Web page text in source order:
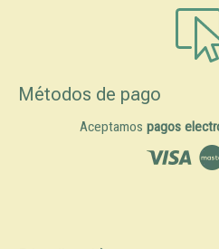
Métodos de pago
Aceptamos pagos